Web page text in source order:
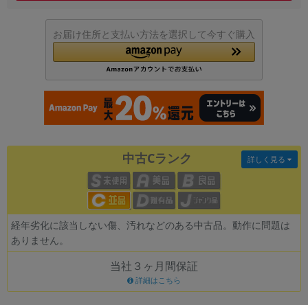
お届け住所と支払い方法を選択して今すぐ購入
中古Cランク
経年劣化に該当しない傷、汚れなどのある中古品。動作に問題は
ありません。
詳しく見る
当社３ヶ月間保証
詳細はこちら
年 月 まで
各項目のチェックボックスは「or検索」となります。
ただし機能別のみ「and検索」となります。